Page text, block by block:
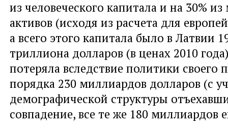
из человеческого капитала и на 30%
активов (исходя из расчета для
а всего этого капитала было в Латвии
триллиона долларов (в ценах 2010
потеряла вследствие политики своего
порядка 230 миллиардов долларов (с
демографической структуры
совпадение, все те же 180 миллиардов